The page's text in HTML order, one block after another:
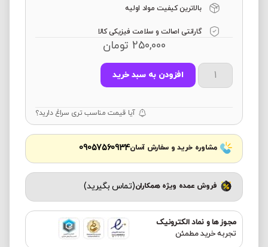
بالاترین کیفیت مواد اولیه
گارانتی اصالت و سلامت فیزیکی کالا
250,000 تومان
افزودن به سبد خرید
آیا قیمت مناسب تری سراغ دارید؟
مشاوره خرید و سفارش آسان09057560934
فروش عمده ویژه همکاران(تماس بگیرید)
مجوز ها و نماد الکترونیک
تجربه خرید مطمئن